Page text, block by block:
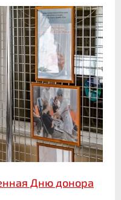
Дню донора